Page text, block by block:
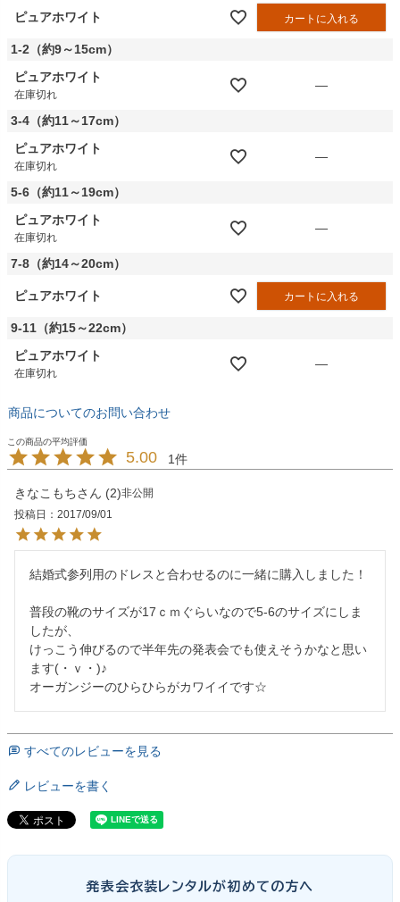
ピュアホワイト カートに入れる
1-2（約9～15cm）
ピュアホワイト
在庫切れ
—
3-4（約11～17cm）
ピュアホワイト
在庫切れ
—
5-6（約11～19cm）
ピュアホワイト
在庫切れ
—
7-8（約14～20cm）
ピュアホワイト カートに入れる
9-11（約15～22cm）
ピュアホワイト
在庫切れ
—
商品についてのお問い合わせ
5.00 1
きなこもち 2 非公開
投稿日
2017/09/01
結婚式参列用のドレスと合わせるのに一緒に購入しました！
普段の靴のサイズが17ｃｍぐらいなので5-6のサイズにしま
したが、
けっこう伸びるので半年先の発表会でも使えそうかなと思い
ます(・ｖ・)♪
オーガンジーのひらひらがカワイイです☆
すべてのレビューを見る
レビューを書く
発表会衣装レンタルが初めての方へ